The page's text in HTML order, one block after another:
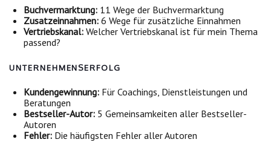
Buchvermarktung: 11 Wege der Buchvermarktung
Zusatzeinnahmen: 6 Wege für zusätzliche Einnahmen
Vertriebskanal: Welcher Vertriebskanal ist für mein Thema
passend?
UNTERNEHMENSERFOLG
Kundengewinnung: Für Coachings, Dienstleistungen und
Beratungen
Bestseller-Autor: 5 Gemeinsamkeiten aller Bestseller-
Autoren
Fehler: Die häufigsten Fehler aller Autoren